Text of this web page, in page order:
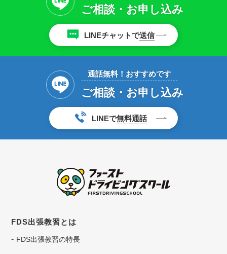
ご相談・お申し込み
LINEチャットで送信
通話無料！おすすめです
ご相談・お申し込み
LINEで無料通話
FDS出張教習とは
FDS出張教習の特長